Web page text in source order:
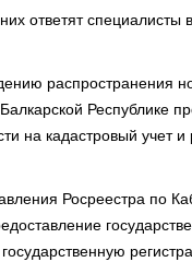
ответят
распространения
Республике
на кадастровый учет
Росреестра по